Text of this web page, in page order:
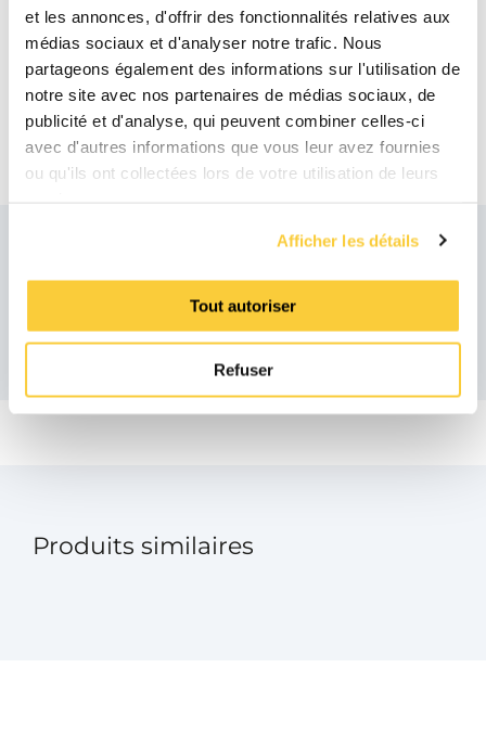
et les annonces, d'offrir des fonctionnalités relatives aux
médias sociaux et d'analyser notre trafic. Nous
partageons également des informations sur l'utilisation de
notre site avec nos partenaires de médias sociaux, de
publicité et d'analyse, qui peuvent combiner celles-ci
avec d'autres informations que vous leur avez fournies
ou qu'ils ont collectées lors de votre utilisation de leurs
Afficher les détails
Tout autoriser
Refuser
Schéma d'installation pompe à
chaleur MB3 / RV2
D'installation PAC & Superior S250,
SpiroTrap MB3
pdf
Produits recommandés
Produits similaires